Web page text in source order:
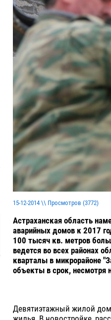
15-12-2014 \\ Просмотров (3772)
Астраханская область
аварийных домов к 2017
100 тысяч кв. метров
ведется во всех районах
кварталы в микрорайоне
объекты в срок, несмотря
Девятиэтажный жилой дом